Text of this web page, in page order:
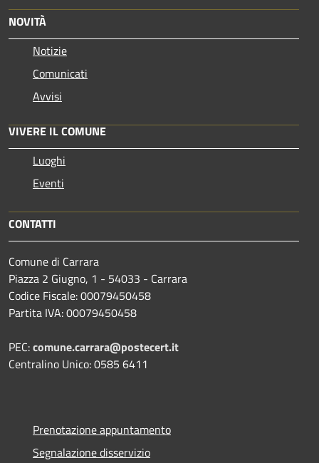
NOVITÀ
Notizie
Comunicati
Avvisi
VIVERE IL COMUNE
Luoghi
Eventi
CONTATTI
Comune di Carrara
Piazza 2 Giugno, 1 - 54033 - Carrara
Codice Fiscale: 00079450458
Partita IVA: 00079450458
PEC:comune.carrara@postecert.it
Centralino Unico: 0585 6411
Prenotazione appuntamento
Segnalazione disservizio